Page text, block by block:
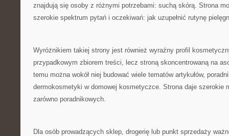
znajdują się osoby z różnymi potrzebami: suchą skórą. Strona
szerokie spektrum pytań i oczekiwań: jak uzupełnić rutynę
Wyróżnikiem takiej strony jest również wyraźny profil
przypadkowym zbiorem treści, lecz stroną skoncentrowaną na
temu można wokół niej budować wiele tematów artykułów,
dermokosmetyki w domowej kosmetyczce. Strona daje szerokie
zarówno poradnikowych.
Dla osób prowadzących sklep, drogerię lub punkt sprzedaży